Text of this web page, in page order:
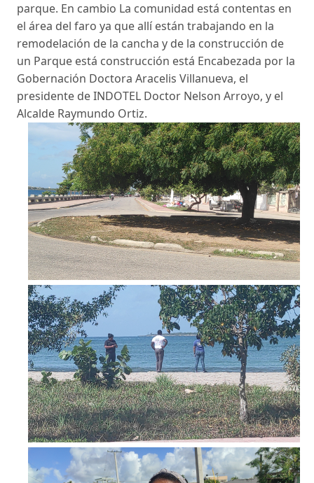
parque. En cambio La comunidad está contentas en
el área del faro ya que allí están trabajando en la
remodelación de la cancha y de la construcción de
un Parque está construcción está Encabezada por la
Gobernación Doctora Aracelis Villanueva, el
presidente de INDOTEL Doctor Nelson Arroyo, y el
Alcalde Raymundo Ortiz.